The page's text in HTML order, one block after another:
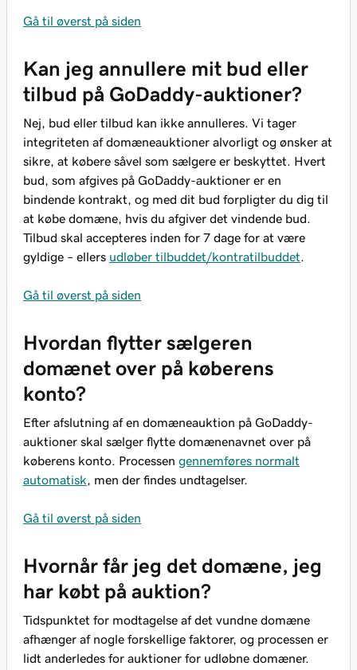
Gå til øverst på siden
Kan jeg annullere mit bud eller
tilbud på GoDaddy-auktioner?
Nej, bud eller tilbud kan ikke annulleres. Vi tager
integriteten af domæneauktioner alvorligt og ønsker at
sikre, at købere såvel som sælgere er beskyttet. Hvert
bud, som afgives på GoDaddy-auktioner er en
bindende kontrakt, og med dit bud forpligter du dig til
at købe domæne, hvis du afgiver det vindende bud.
Tilbud skal accepteres inden for 7 dage for at være
gyldige – ellers udløber tilbuddet/kontratilbuddet
Gå til øverst på siden
Hvordan flytter sælgeren
domænet over på køberens
konto?
Efter afslutning af en domæneauktion på GoDaddy-
auktioner skal sælger flytte domænenavnet over på
køberens konto. Processen gennemføres normalt
automatisk , men der findes undtagelser.
Gå til øverst på siden
Hvornår får jeg det domæne, jeg
har købt på auktion?
Tidspunktet for modtagelse af det vundne domæne
afhænger af nogle forskellige faktorer, og processen er
lidt anderledes for auktioner for udløbne domæner.